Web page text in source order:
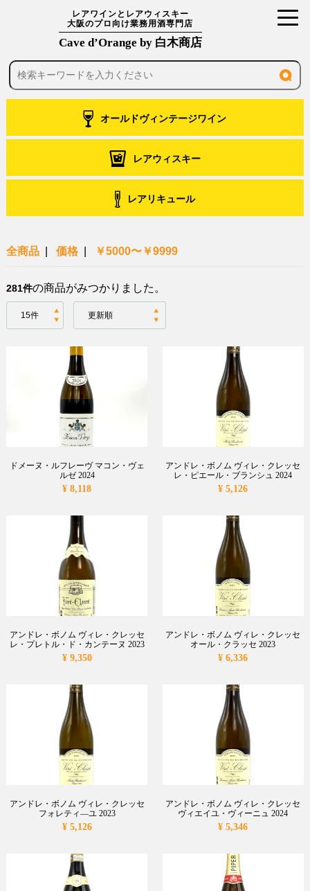
レアワインとレアウィスキー
大阪のプロ向け業務用酒専門店
Cave d’Orange by 白木商店
オールドヴィンテージワイン
レアウィスキー
レアリキュール
全商品 価格 ￥5000〜￥9999
281件の商品がみつかりました。
ドメーヌ・ルフレーヴ マコン・ヴェ
ルゼ 2024
¥ 8,118
アンドレ・ボノム ヴィレ・クレッセ
レ・ピエール・ブランシュ 2024
¥ 5,126
アンドレ・ボノム ヴィレ・クレッセ
レ・プレトル・ド・カンテーヌ 2023
¥ 9,350
アンドレ・ボノム ヴィレ・クレッセ
オール・クラッセ 2023
¥ 6,336
アンドレ・ボノム ヴィレ・クレッセ
フォレティ―ユ 2023
¥ 5,126
アンドレ・ボノム ヴィレ・クレッセ
ヴィエイユ・ヴィーニュ 2024
¥ 5,346